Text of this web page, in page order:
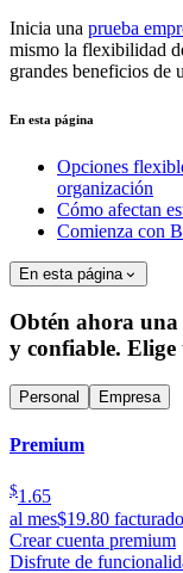
Inicia una prueba
mismo la flexibilidad
grandes beneficios de
En esta página
Opciones
organización
Cómo afectan
Comienza con
En esta página
Obtén ahora una
y confiable.
Personal Empresa
Premium
$1.65
al mes$19.80
Crear cuenta premium
Disfrute de